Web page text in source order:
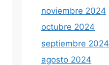
noviembre 2024
octubre 2024
septiembre 2024
agosto 2024